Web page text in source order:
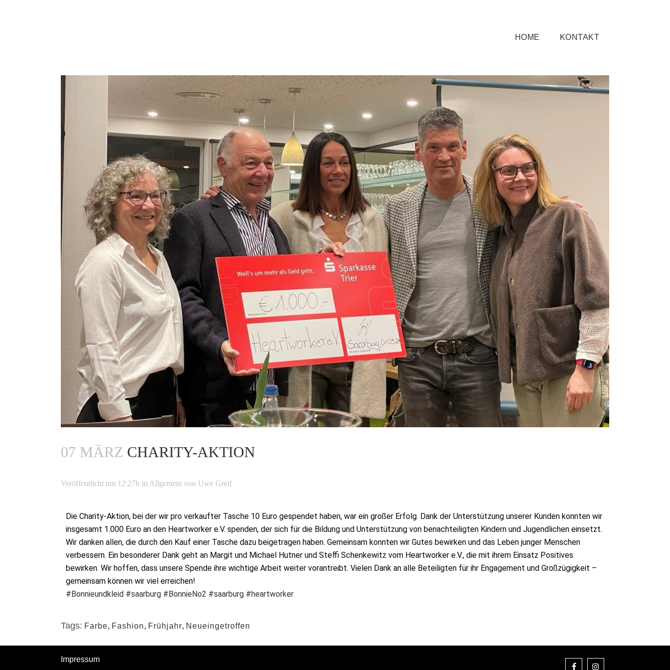
HOME KONTAKT
07 MÄRZ CHARITY-AKTION
Veröffentlicht um 12:27h in Allgemein von Uwe Greif
Die Charity-Aktion, bei der wir pro verkaufter Tasche 10 Euro gespendet haben, war ein großer Erfolg. Dank der Unterstützung unserer Kunden konnten wir
insgesamt 1.000 Euro an den Heartworker e.V. spenden, der sich für die Bildung und Unterstützung von benachteiligten Kindern und Jugendlichen einsetzt.
Wir danken allen, die durch den Kauf einer Tasche dazu beigetragen haben. Gemeinsam konnten wir Gutes bewirken und das Leben junger Menschen
verbessern. Ein besonderer Dank geht an Margit und Michael Hutner und Steffi Schenkewitz vom Heartworker e.V., die mit ihrem Einsatz Positives
bewirken. Wir hoffen, dass unsere Spende ihre wichtige Arbeit weiter vorantreibt. Vielen Dank an alle Beteiligten für ihr Engagement und Großzügigkeit –
gemeinsam können wir viel erreichen!
#Bonnieundkleid #saarburg #BonnieNo2 #saarburg #heartworker
Tags: Farbe, Fashion, Frühjahr, Neueingetroffen
Impressum